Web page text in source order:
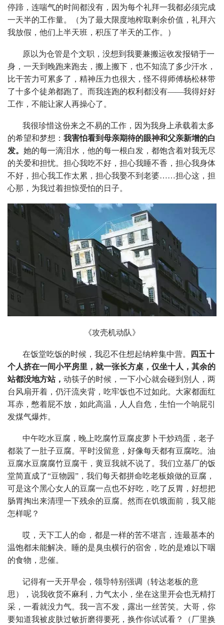
停蹄，连喘气的时间都没有，因为每个礼拜一我都必须完成
一天半的工作量。（为了最大限度地榨取剩余价值，礼拜六
我放假，他们上半天班，积压了半天的工作。）
原以为仓管是个文职，没想到我要兼搬运收发报销于一
身，一天到晚跑来跑去，搬上搬下，也不知流了多少汗水，
比干苦力可累多了，精神压力也很大，怪不得师傅杨松林带
了十多个徒弟都跑了。而我连跑的权利都没有——我得好好
工作，不能让家人再操心了。
我很珍惜这份来之不易的工作，因为我身上承载着太多
的希望和梦想： 我害怕看到母亲期待的眼神和父亲新增的白
发。 她的每一滴泪水，他的每一根白发，都饱含着对我无尽
的关爱和担忧。担心我吃不好，担心我睡不香，担心我身体
不好，担心我工作太累，担心我娶不到老婆……担心这，担
心那，为我过着担惊受怕的日子。
《攻壳机动队》
在饭堂吃饭的时候，我忍不住想起纳粹集中营。
四五十
个人挤在一间小平房里，就一张长方桌，仅坐十人，其余的
站都没地方站， 动筷子的时候，一下小心就会碰到別人，两
台风扇开着，仍汗流夹背，吃牢饭也不过如此。大家都面红
耳赤，憋着屁不放，如此高温，人人自危，生怕一个响屁引
发煤气爆炸。
中午吃水豆腐，晚上吃腐竹豆腐皮萝卜干炒鸡蛋，老子
都装了一肚子豆腐。平时没留意，好像每天都有豆腐吃。油
豆腐水豆腐腐竹豆腐干，黄豆我就不说了。我们立基厂的饭
堂简直成了“豆物园”，我们每天都拼命吃老板娘做的豆腐，
可是这个黑心女人的豆腐一点也不好吃，吃了反胃，好想把
肠胃掏出来清理一下残余的豆腐。然而在饥饿面前，我又能
怎样呢？
哎，天下工人的命，都是一样的苦不堪言，连最基本的
温饱都未能解决。睡的是臭虫横行的宿舍，吃的是难以下咽
的食物，悲催。
记得有一天开早会，领导特别强调（转达老板的意
思），说我收货不麻利，力气太小，坐在这里开会也无精打
采，一看就没力气。我一言不发，露出一丝苦笑。大哥，你
要知道我被皮肤过敏折磨得要死，换作你试试看？（厂里换